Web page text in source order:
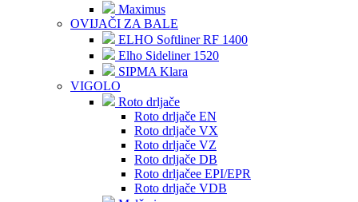
Maximus
OVIJAČI ZA BALE
ELHO Softliner RF 1400
Elho Sideliner 1520
SIPMA Klara
VIGOLO
Roto drljače
Roto drljače EN
Roto drljače VX
Roto drljače VZ
Roto drljače DB
Roto drljačee EPI/EPR
Roto drljače VDB